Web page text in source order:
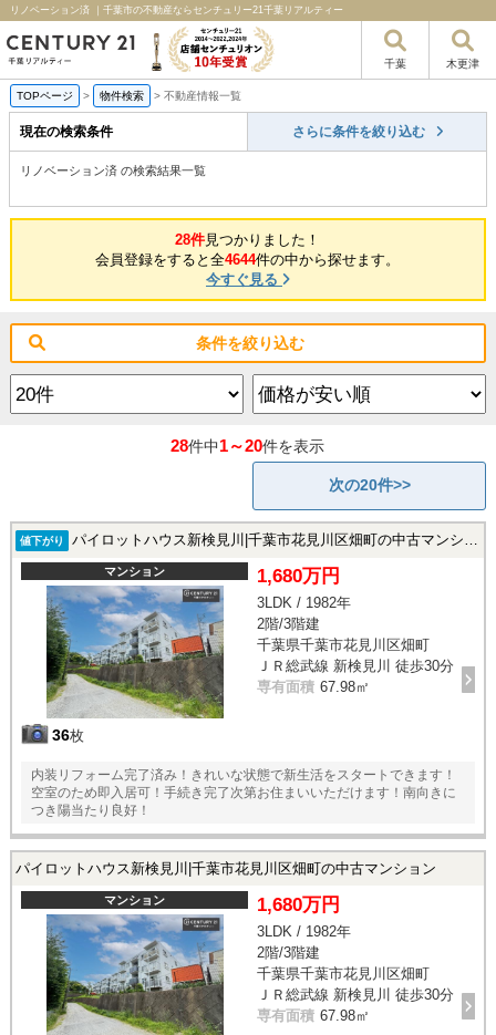
リノベーション済 ｜千葉市の不動産ならセンチュリー21千葉リアルティー
千葉 木更津
TOPページ > 物件検索 > 不動産情報一覧
現在の検索条件 さらに条件を絞り込む
リノベーション済 の検索結果一覧
28件見つかりました！
会員登録をすると全4644件の中から探せます。
今すぐ見る
条件を絞り込む
28件中1～20件を表示
次の20件>>
値下がり パイロットハウス新検見川|千葉市花見川区畑町の中古マンション
マンション
36枚
1,680万円
3LDK / 1982年
2階/3階建
千葉県千葉市花見川区畑町
ＪＲ総武線 新検見川 徒歩30分
専有面積 67.98㎡
内装リフォーム完了済み！きれいな状態で新生活をスタートできます！
空室のため即入居可！手続き完了次第お住まいいただけます！南向きに
つき陽当たり良好！
パイロットハウス新検見川|千葉市花見川区畑町の中古マンション
マンション 1,680万円
3LDK / 1982年
2階/3階建
千葉県千葉市花見川区畑町
ＪＲ総武線 新検見川 徒歩30分
専有面積 67.98㎡